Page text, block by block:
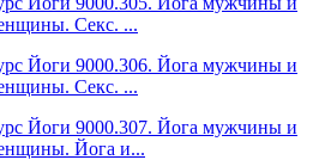
Секс. ...
Йоги 9000.306. Йога мужчины и
Секс. ...
Йоги 9000.307. Йога мужчины и
Йога и...